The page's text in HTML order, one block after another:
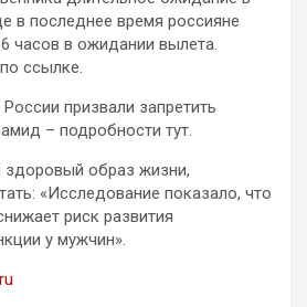
в последнее время россияне
часов в ожидании вылета.
ссылке.
призвали запретить
– подробности тут.
здоровый образ жизни,
«Исследование показало, что
риск развития
у мужчин».